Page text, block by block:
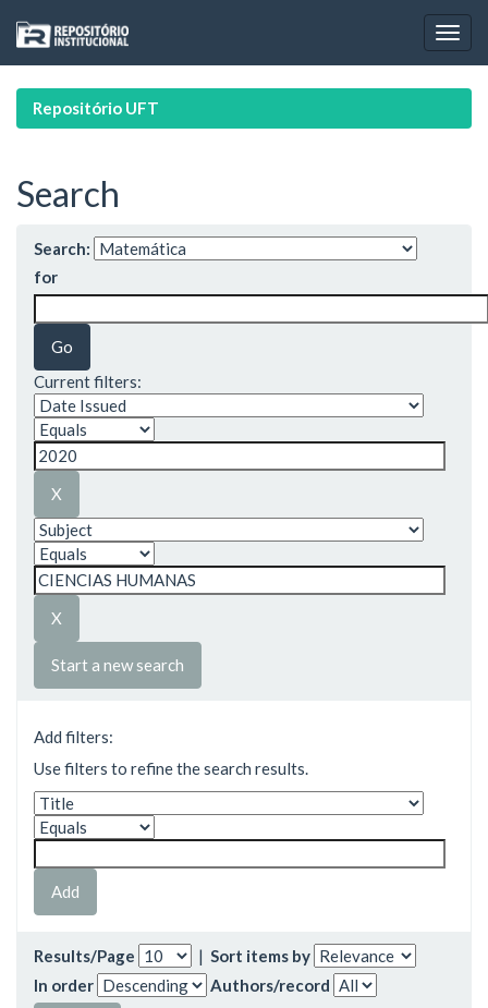
navigation
Repositório UFT
Search
Search:
for
Current filters:
Start a new search
Add filters:
Use filters to refine the search results.
Results/Page | Sort items by
In order
Authors/record